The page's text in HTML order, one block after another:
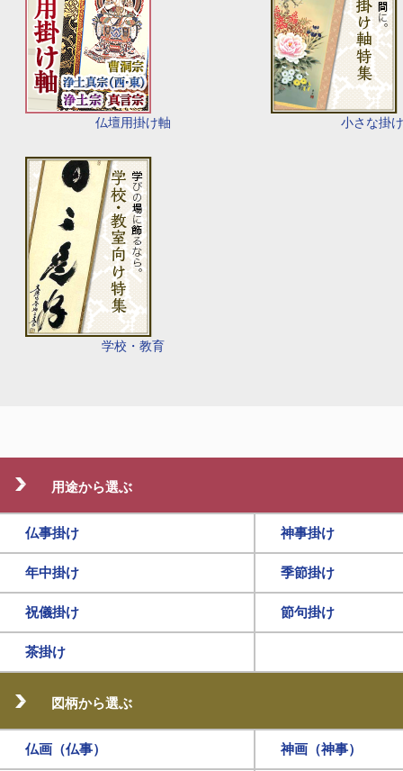
仏壇用掛け軸 小さな掛
学校・教育
用途から選ぶ
仏事掛け 神事掛け
年中掛け 季節掛け
祝儀掛け 節句掛け
茶掛け
図柄から選ぶ
仏画（仏事） 神画（神事）